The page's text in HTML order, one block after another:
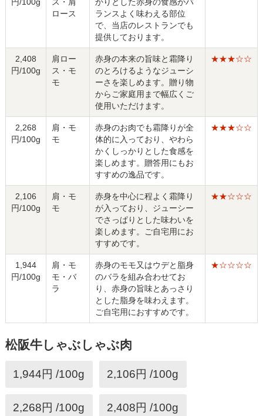
ロース
ランスよく味わえる部位
で、当店のレストランでも
提供しております。
2,408
円/100g
肩ロー
ス・モ
モ
赤身の本来の旨味と霜降り
のとろけるようなジューシ
ーさを楽しめます。贈り物
からご家庭用まで幅広くご
使用いただけます。
★★★☆☆
2,268
円/100g
肩・モ
モ
赤身のお肉でも霜降りが全
体的に入っており、やわら
かくしっかりとした食感を
楽しめます。贈答用にもお
すすめの逸品です。
★★★☆☆
2,106
円/100g
肩・モ
モ
赤身を中心に程よく霜降り
が入っており、ジューシー
でさっぱりとした味わいを
楽しめます。ご自宅用にお
すすめです。
★★☆☆☆
1,944
円/100g
肩・モ
モ・バ
ラ
赤身のモモ又はウデと脂身
のバラを組み合わせてお
り、赤身の旨味とあっさり
とした脂身を味わえます。
ご自宅用におすすめです。
★☆☆☆☆
松阪牛しゃぶしゃぶ肉
1,944円 /100g 2,106円 /100g
2,268円 /100g 2,408円 /100g